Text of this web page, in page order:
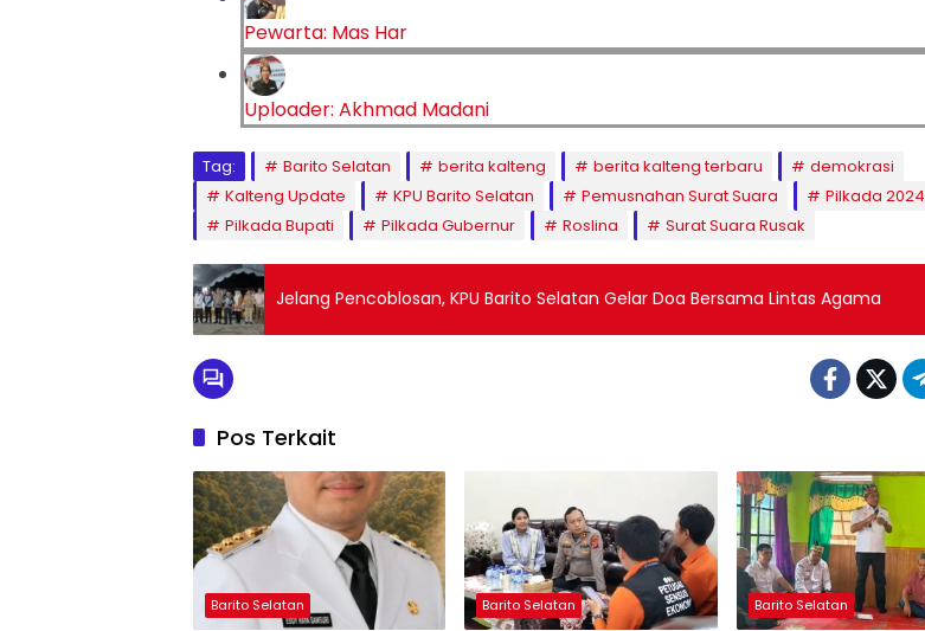
Pewarta: Mas Har
Uploader: Akhmad Madani
Tag: Barito Selatan berita kalteng berita kalteng terbaru
demokrasi
Kalteng Update
KPU Barito Selatan Pemusnahan Surat Suara
Pilkada 2024
Pilkada Bupati
Pilkada Gubernur Roslina Surat Suara Rusak
Jelang Pencoblosan, KPU Barito Selatan Gelar Doa Bersama Lintas Agama
Pos Terkait
Barito Selatan Barito Selatan Barito Selatan